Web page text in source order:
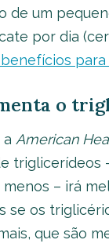
de um
por dia
para
o
a American
triglicerídeos
– irá
se os
que são